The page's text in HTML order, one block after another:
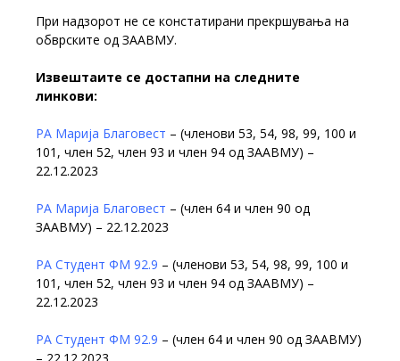
При надзорот не се констатирани прекршувања на
обврските од ЗААВМУ.
Извештаите се достапни на следните
линкови:
РА Марија Благовест – (членови 53, 54, 98, 99, 100 и
101, член 52, член 93 и член 94 од ЗААВМУ) –
22.12.2023
РА Марија Благовест – (член 64 и член 90 од
ЗААВМУ) – 22.12.2023
РА Студент ФМ 92.9 – (членови 53, 54, 98, 99, 100 и
101, член 52, член 93 и член 94 од ЗААВМУ) –
22.12.2023
РА Студент ФМ 92.9 – (член 64 и член 90 од ЗААВМУ)